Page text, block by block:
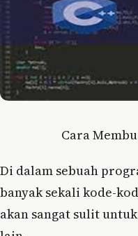
Cara
Di dalam sebuah
banyak sekali kode-
akan sangat sulit